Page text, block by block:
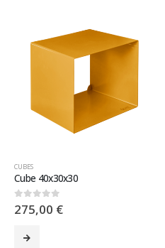
CUBES
Cube 40x30x30
0sur 5
275,00 €